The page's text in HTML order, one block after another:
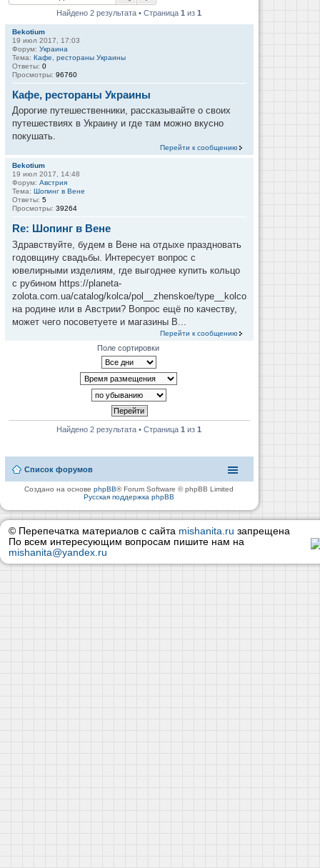
Найдено 2 результата • Страница1 из1
Bekotium
19 июл 2017, 17:03
Форум: Украина
Тема: Кафе, рестораны Украины
Ответы: 0
Просмотры: 96760
Кафе, рестораны Украины
Дорогие путешественники, рассказывайте о своих
путешествиях в Украину и где там можно вкусно
покушать.
Перейти к сообщению
Bekotium
19 июл 2017, 14:48
Форум: Австрия
Тема: Шопинг в Вене
Ответы: 5
Просмотры: 39264
Re: Шопинг в Вене
Здравствуйте, будем в Вене на отдыхе праздновать
годовщину свадьбы. Интересует вопрос с
ювелирными изделиям, где выгоднее купить кольцо
с рубином https://planeta-
zolota.com.ua/catalog/kolca/pol__zhenskoe/type__kolco
на родине или в Австрии? Вопрос ещё по качеству,
может чего посоветуете и магазины В...
Перейти к сообщению
Поле сортировки
Найдено 2 результата • Страница1 из1
Список форумов
Создано на основеphpBB® Forum Software © phpBB Limited
Русская поддержка phpBB
© Перепечатка материалов с сайта mishanita.ru запрещена
По всем интересующим вопросам пишите нам на
mishanita@yandex.ru